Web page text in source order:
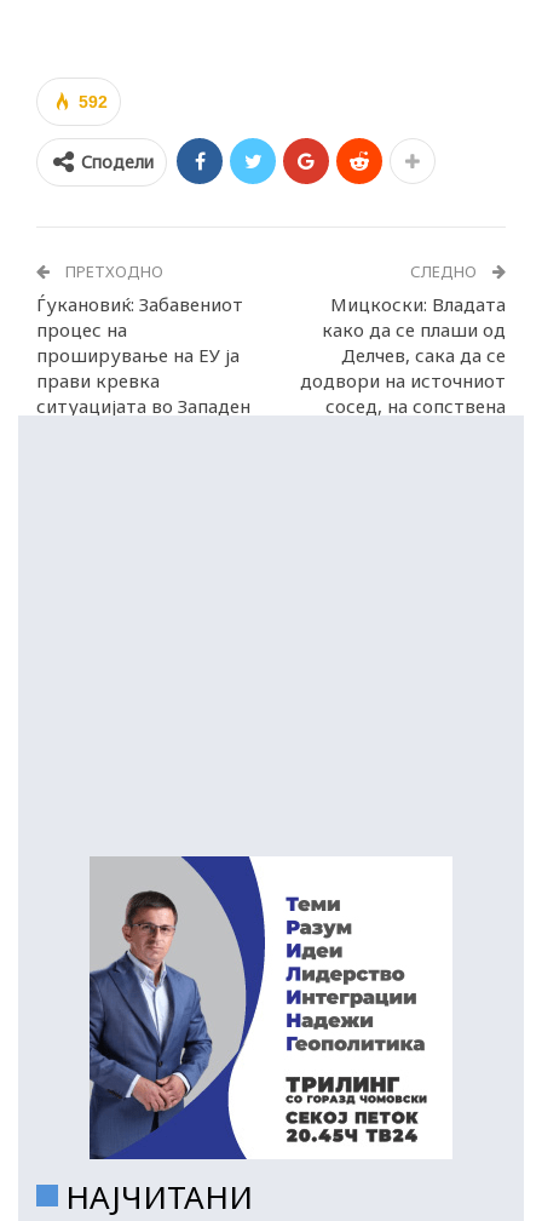
592
Сподели
ПРЕТХОДНО
Ѓукановиќ: Забавениот
процес на
проширување на ЕУ ја
прави кревка
ситуацијата во Западен
СЛЕДНО
Мицкоски: Владата
како да се плаши од
Делчев, сака да се
додвори на источниот
сосед, на сопствена
НАЈЧИТАНИ